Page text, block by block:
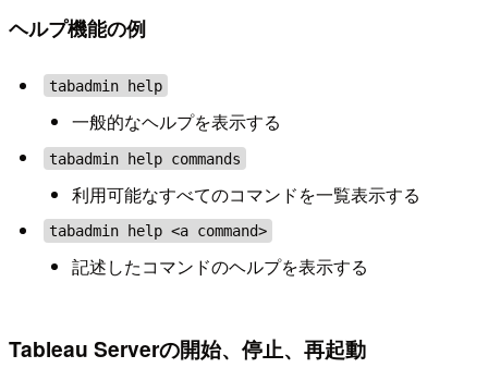
ヘルプ機能の例
tabadmin help
一般的なヘルプを表示する
tabadmin help commands
利用可能なすべてのコマンドを一覧表示する
tabadmin help <a command>
記述したコマンドのヘルプを表示する
Tableau Serverの開始、停止、再起動